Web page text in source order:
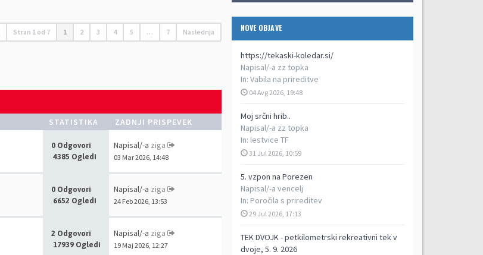
NOVE OBJAVE
https://tekaski-koledar.si/
Napisal/-a zz topka
In: Vabila na prireditve
04 Avg 2026, 19:48
Moj srčni hrib..
Napisal/-a zz topka
In: lestvice TF
31 Jul 2026, 10:59
5. vzpon na Porezen
Napisal/-a vencelj
In: Poročila s prireditev
29 Jul 2026, 17:13
TEK DVOJK - petkilometrski rekreativni tek v
dvoje, 5. 9. 2026
Stran 1 od 7 1 2 3 4 5 … 7 Naslednja
STATISTIKA ZADNJI PRISPEVEK
0 Odgovori
4385 Ogledi
Napisal/-a ziga
03 Mar 2026, 14:48
0 Odgovori
6652 Ogledi
Napisal/-a ziga
24 Feb 2026, 13:53
2 Odgovori
17939 Ogledi
Napisal/-a ziga
19 Maj 2026, 12:27